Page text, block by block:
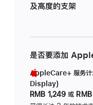
及高度的支架
是否要添加
AppleCare+ 服务
Display)
RMB 1,249 或